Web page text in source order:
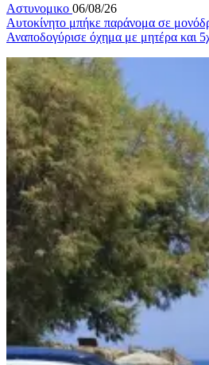
Αστυνομικο 06/08/26
Αυτοκίνητο μπήκε παράνομα σε
Αναποδογύρισε όχημα με μητέρα και